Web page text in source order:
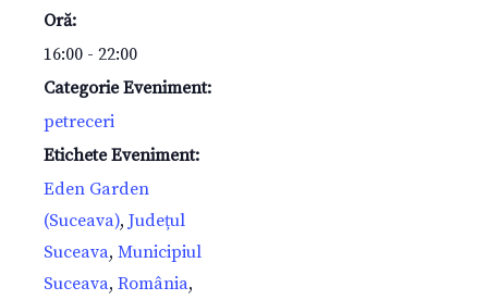
Oră:
16:00 - 22:00
Categorie Eveniment:
petreceri
Etichete Eveniment:
Eden Garden
(Suceava), Județul
Suceava, Municipiul
Suceava, România,